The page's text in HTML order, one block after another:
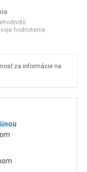
hodnotenie.
za informácie na